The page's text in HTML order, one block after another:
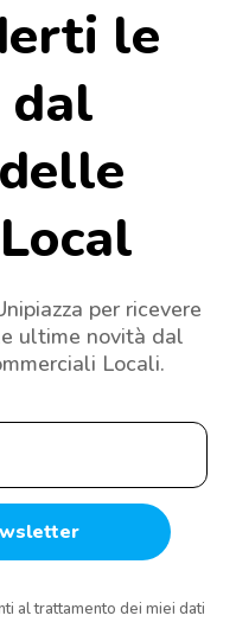
le
dal
per ricevere
ultime novità dal
Locali.
al trattamento dei miei dati